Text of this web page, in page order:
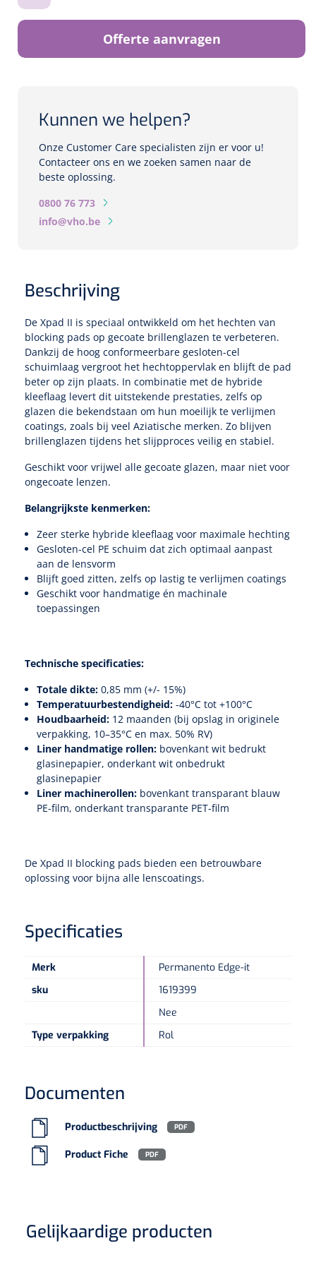
Biometers
Fundus Cameras
Pachimeters
Echo
Speculaire Microscopen
Optotypeschermen
Lasers
Offerte aanvragen
Kunnen we helpen?
Onze Customer Care specialisten zijn er voor u!
Contacteer ons en we zoeken samen naar de
beste oplossing.
0800 76 773
info@vho.be
Beschrijving
De Xpad II is speciaal ontwikkeld om het hechten van
blocking pads op gecoate brillenglazen te verbeteren.
Dankzij de hoog conformeerbare gesloten-cel
schuimlaag vergroot het hechtoppervlak en blijft de pad
beter op zijn plaats. In combinatie met de hybride
kleeflaag levert dit uitstekende prestaties, zelfs op
glazen die bekendstaan om hun moeilijk te verlijmen
coatings, zoals bij veel Aziatische merken. Zo blijven
brillenglazen tijdens het slijpproces veilig en stabiel.
Geschikt voor vrijwel alle gecoate glazen, maar niet voor
ongecoate lenzen.
Belangrijkste kenmerken:
Zeer sterke hybride kleeflaag voor maximale hechting
Gesloten-cel PE schuim dat zich optimaal aanpast
aan de lensvorm
Blijft goed zitten, zelfs op lastig te verlijmen coatings
Geschikt voor handmatige én machinale
toepassingen
Technische specificaties:
Totale dikte: 0,85 mm (+/- 15%)
Temperatuurbestendigheid: -40°C tot +100°C
Houdbaarheid: 12 maanden (bij opslag in originele
verpakking, 10–35°C en max. 50% RV)
Liner handmatige rollen: bovenkant wit bedrukt
glasinepapier, onderkant wit onbedrukt
glasinepapier
Liner machinerollen: bovenkant transparant blauw
PE-film, onderkant transparante PET-film
De Xpad II blocking pads bieden een betrouwbare
oplossing voor bijna alle lenscoatings.
Specificaties
Merk
Permanento Edge-it
sku
1619399
Nee
Type verpakking
Rol
Documenten
Productbeschrijving PDF
Product Fiche PDF
Gelijkaardige producten